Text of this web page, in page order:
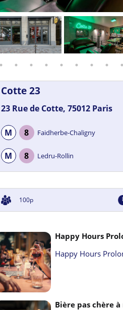
Cotte 23
23 Rue de Cotte, 75012 Paris
M 8 Faidherbe-Chaligny
M 8 Ledru-Rollin
100p
LUNDI
MARDI 17h00- 02h00
MERCREDI 17h00 - 02h00
JEUDI 17h00-02h00
VENDREDI 17h00
SAMEDI 17h00 02h00
Happy Hours
Happy Hours
Bière pas chère